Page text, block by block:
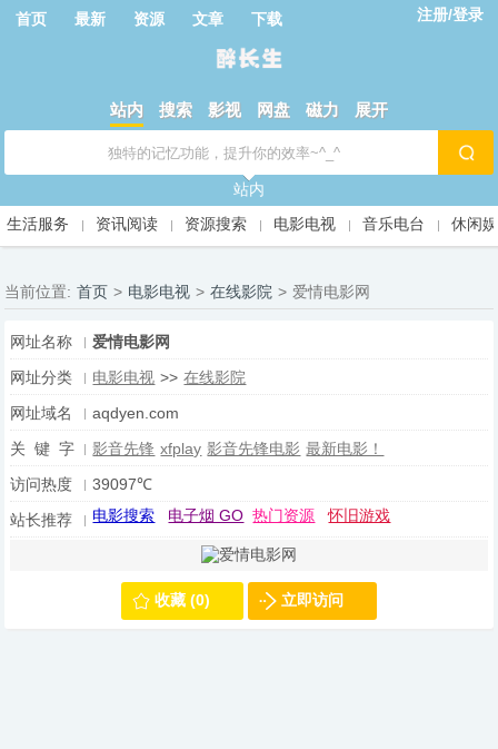
首页 最新 资源 文章 下载 注册/登录
站内 搜索 影视 网盘 磁力 展开
站内
生活服务
资讯阅读 资源搜索 电影电视 音乐电台 休闲
当前位置: 首页 > 电影电视 > 在线影院 > 爱情电影网
网址名称
爱情电影网
网址分类
电影电视 >> 在线影院
网址域名
aqdyen.com
关 键 字
影音先锋 xfplay 影音先锋电影 最新电影！
访问热度
39097℃
站长推荐
电影搜索 电子烟 GO 热门资源 怀旧游戏
收藏 (0) 立即访问